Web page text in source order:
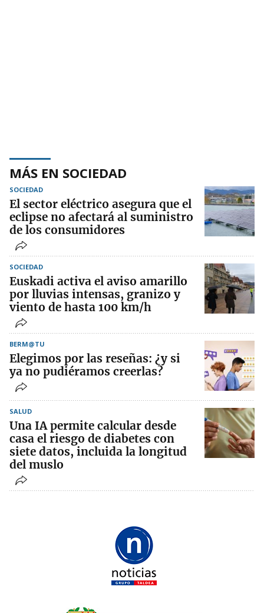
MÁS EN SOCIEDAD
SOCIEDAD
El sector eléctrico asegura que el
eclipse no afectará al suministro
de los consumidores
SOCIEDAD
Euskadi activa el aviso amarillo
por lluvias intensas, granizo y
viento de hasta 100 km/h
BERM@TU
Elegimos por las reseñas: ¿y si
ya no pudiéramos creerlas?
SALUD
Una IA permite calcular desde
casa el riesgo de diabetes con
siete datos, incluida la longitud
del muslo